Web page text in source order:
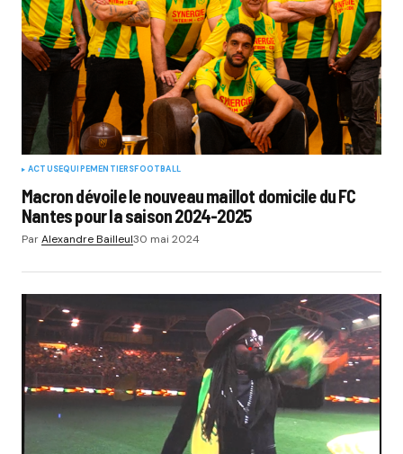
ACTUSEQUIPEMENTIERSFOOTBALL
Macron dévoile le nouveau maillot domicile du FC
Nantes pour la saison 2024-2025
ParAlexandre Bailleul30 mai 2024